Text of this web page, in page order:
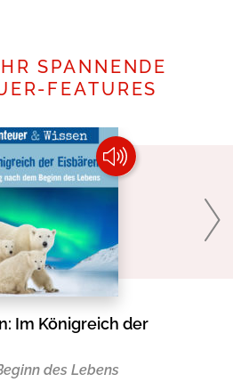
SPANNENDE
FEATURES
Im Königreich der
des Lebens